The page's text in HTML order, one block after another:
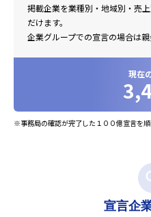
掲載企業を業種別・地域別・売
だけます。
企業グループでの宣言の場合は
現在
※事務局の確認が完了した１００億宣言を順
宣言企